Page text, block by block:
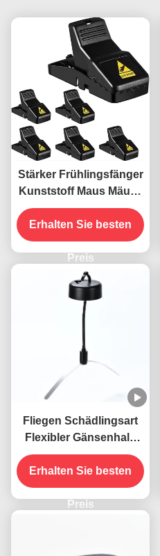
Stärker Frühlingsfänger
Kunststoff Maus Mäuse
Ratten-Snap-Falle
Erhalten Sie besten
Preis
Fliegen Schädlingsart
Flexibler Gänsenhals
USB-betriebene
Hängende Fliegenfallen
Insektenschutzventilator
Erhalten Sie besten
Preis